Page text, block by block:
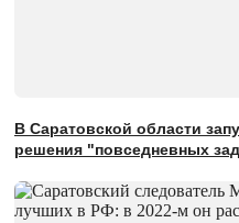
В Саратовской области
решения "повседневных